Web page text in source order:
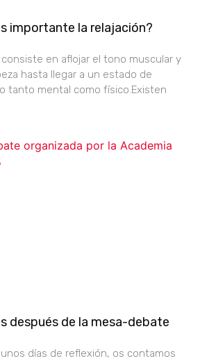
importante la relajación?
consiste en aflojar el tono muscular y
hasta llegar a un estado de
tanto mental como físico.Existen
después de la mesa-debate
días de reflexión, os contamos